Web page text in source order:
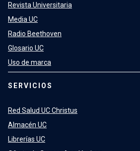
Revista Universitaria
Media UC
Radio Beethoven
Glosario UC
Uso de marca
SERVICIOS
Red Salud UC Christus
Almacén UC
Librerías UC